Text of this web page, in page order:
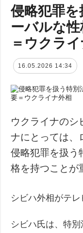
侵略犯罪
ーバルな
＝ウクラ
16.05.2026 14:34
ウクライナのシ
ナにとっては、
侵略犯罪を扱う
格を持つことが
シビハ外相がテレ
シビハ氏は、特